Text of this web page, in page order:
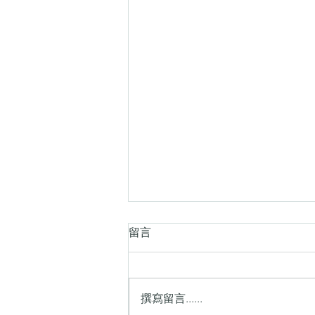
秋季中國旅遊好介紹
秋天是中國旅遊最美的季节之一，
意。为了让你更直观地了解，我先
留言
撰寫留言......